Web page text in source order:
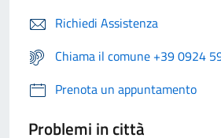
Richiedi Assistenza
Chiama il comune +39 0924
Prenota un appuntamento
Problemi in città